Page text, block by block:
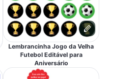
Lembrancinha Jogo da Velha
Futebol Editável para
Aniversário